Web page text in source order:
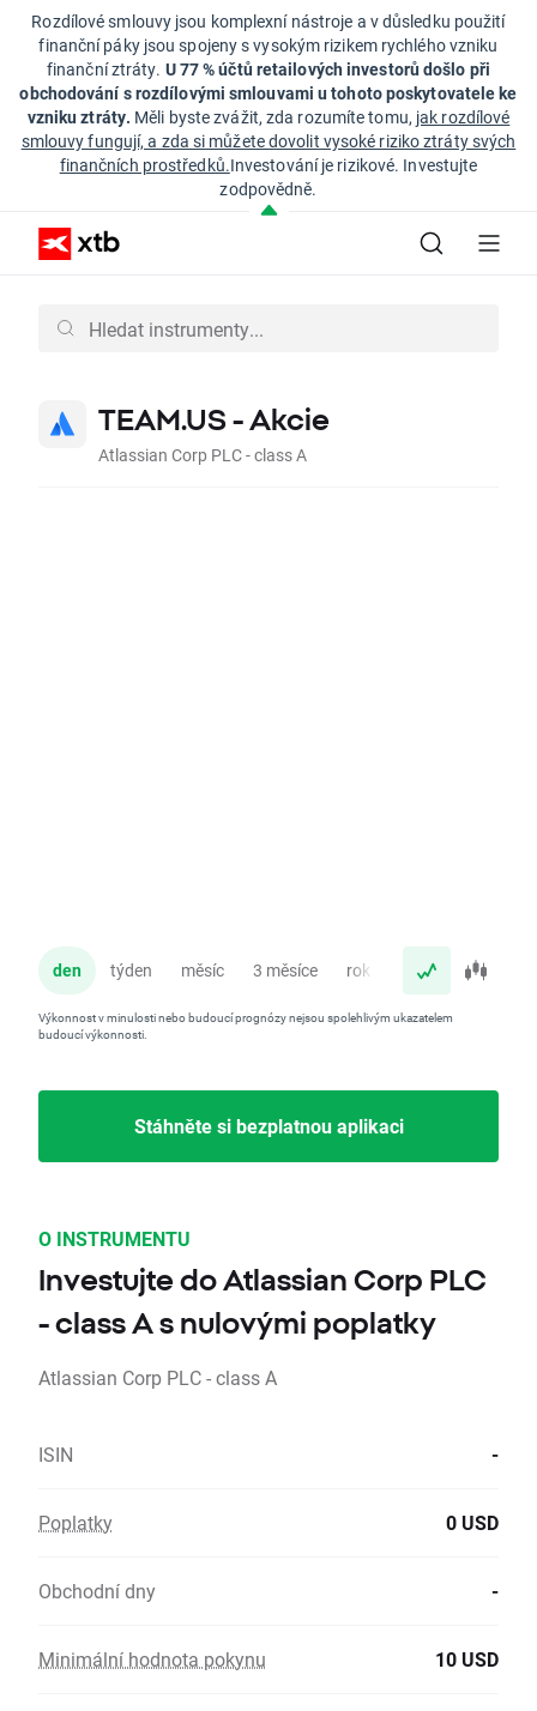
Rozdílové smlouvy jsou komplexní nástroje a v důsledku použití
finanční páky jsou spojeny s vysokým rizikem rychlého vzniku
finanční ztráty. U 77 % účtů retailových investorů došlo při
obchodování s rozdílovými smlouvami u tohoto poskytovatele ke
vzniku ztráty. Měli byste zvážit, zda rozumíte tomu, jak rozdílové
smlouvy fungují, a zda si můžete dovolit vysoké riziko ztráty svých
finančních prostředků.Investování je rizikové. Investujte
zodpovědně.
TEAM.US - Akcie
Atlassian Corp PLC - class A
den týden měsíc 3 měsíce rok
Výkonnost v minulosti nebo budoucí prognózy nejsou spolehlivým ukazatelem
budoucí výkonnosti.
Stáhněte si bezplatnou aplikaci
O INSTRUMENTU
Investujte do Atlassian Corp PLC
- class A s nulovými poplatky
Atlassian Corp PLC - class A
ISIN -
Poplatky 0 USD
Obchodní dny -
Minimální hodnota pokynu 10 USD